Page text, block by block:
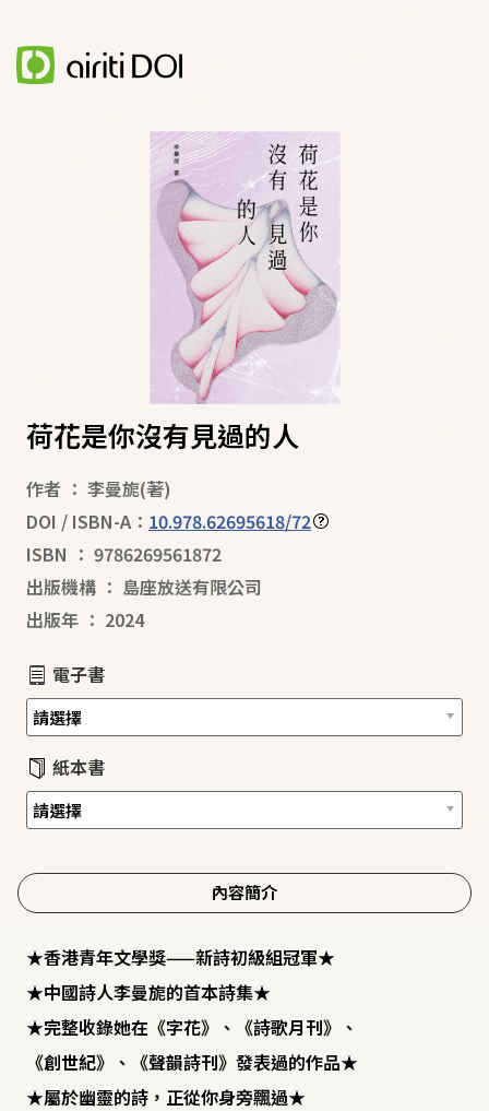
荷花是你沒有見過的人
作者 ： 李曼旎(著)
DOI / ISBN-A： 10.978.62695618/72
ISBN ： 9786269561872
出版機構 ： 島座放送有限公司
出版年 ： 2024
電子書
紙本書
內容簡介
★香港青年文學獎——新詩初級組冠軍★
★中國詩人李曼旎的首本詩集★
★完整收錄她在《字花》、《詩歌月刊》、
《創世紀》、《聲韻詩刊》發表過的作品★
★屬於幽靈的詩，正從你身旁飄過★